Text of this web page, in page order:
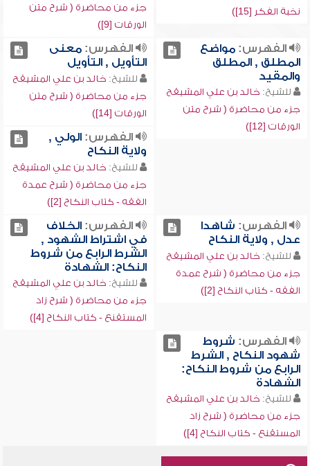
نخبة الفكر [15])
جزء من محاضرة ( شرح متن
الورقات [9])
الفهرس:مواضع
المطلق , المطلق
والمقيد
للشيخ: خالد بن علي المشيقح
جزء من محاضرة ( شرح متن
الورقات [12])
الفهرس:معنى
التأويل , التأويل
للشيخ: خالد بن علي المشيقح
جزء من محاضرة ( شرح متن
الورقات [14])
الفهرس:الولي ,
ولاية النكاح
للشيخ: خالد بن علي المشيقح
جزء من محاضرة ( شرح عمدة
الفقه - كتاب النكاح [2])
الفهرس: شاهدا
عدل , ولاية النكاح
للشيخ: خالد بن علي المشيقح
جزء من محاضرة ( شرح عمدة
الفقه - كتاب النكاح [2])
الفهرس:الخلاف
في اشتراط الشهود ,
الشرط الرابع من شروط
النكاح: الشهادة
للشيخ: خالد بن علي المشيقح
جزء من محاضرة ( شرح زاد
المستقنع - كتاب النكاح [4])
الفهرس: شروط
شهود النكاح , الشرط
الرابع من شروط النكاح:
الشهادة
للشيخ: خالد بن علي المشيقح
جزء من محاضرة ( شرح زاد
المستقنع - كتاب النكاح [4])